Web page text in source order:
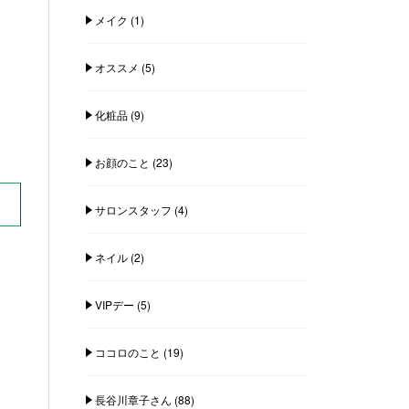
メイク (1)
オススメ (5)
化粧品(9)
お顔のこと (23)
サロンスタッフ (4)
ネイル(2)
VIPデー (5)
ココロのこと (19)
長谷川章子さん (88)